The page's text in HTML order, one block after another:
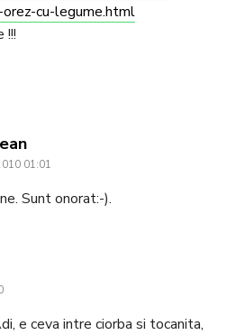
orez-cu-legume.html
says:
01:01
Sunt onorat:-).
e ceva intre ciorba si tocanita,